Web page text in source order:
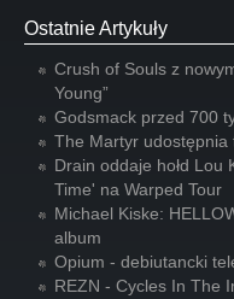
Ostatnie Artykuły
Crush of Souls z
Young”
Godsmack przed 700
The Martyr udostępnia
Drain oddaje hołd Lou
Time' na Warped Tour
Michael Kiske:
album
Opium - debiutancki
REZN - Cycles In The